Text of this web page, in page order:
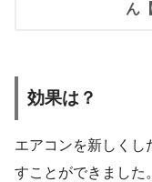
ん
効果は？
エアコンを新しくし
すことができました。